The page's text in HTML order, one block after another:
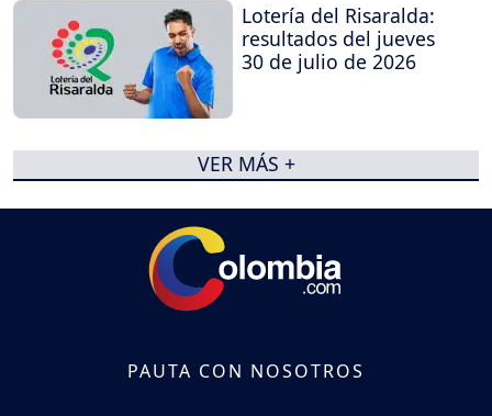
Lotería del Risaralda:
resultados del jueves
30 de julio de 2026
VER MÁS +
PAUTA CON NOSOTROS